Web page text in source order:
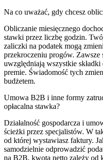
Na co uważać, gdy chcesz
Obliczanie miesięcznego
stawki przez liczbę godzin.
zaliczki na podatek mogą
przekroczeniu progów.
uwzględniają wszystkie
premie. Świadomość tych
budżetem.
Umowa B2B i inne formy
opłacalna stawka?
Działalność gospodarcza i
ścieżki przez specjalistów. W
od której wystawiasz faktury.
samodzielnie odprowadzić
na B2B, kwota netto zależy od